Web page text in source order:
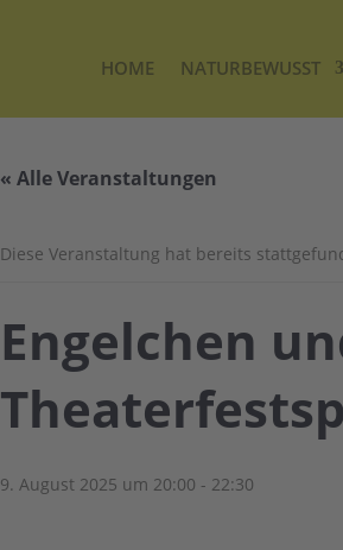
HOME NATURBEWUSST
« Alle Veranstaltungen
Diese Veranstaltung hat bereits
Engelchen
9. August 2025 um 20:00 - 22:30